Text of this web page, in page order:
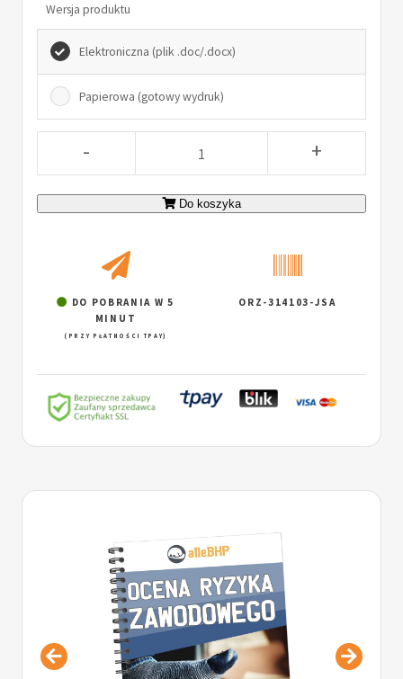
Wersja produktu
Elektroniczna (plik .doc/.docx)
Papierowa (gotowy wydruk)
- +
Do koszyka
DO POBRANIA W 5
MINUT
(PRZY PŁATNOŚCI TPAY)
ORZ-314103-JSA